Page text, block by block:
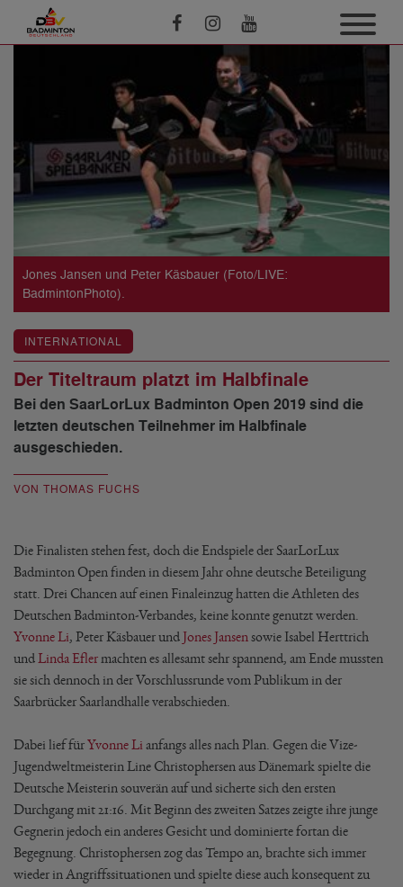
Jones Jansen und Peter Käsbauer (Foto/LIVE:
BadmintonPhoto).
INTERNATIONAL
Der Titeltraum platzt im Halbfinale
Bei den SaarLorLux Badminton Open 2019 sind die
letzten deutschen Teilnehmer im Halbfinale
ausgeschieden.
VON THOMAS FUCHS
Die Finalisten stehen fest, doch die Endspiele der SaarLorLux
Badminton Open finden in diesem Jahr ohne deutsche Beteiligung
statt. Drei Chancen auf einen Finaleinzug hatten die Athleten des
Deutschen Badminton-Verbandes, keine konnte genutzt werden.
Yvonne Li, Peter Käsbauer und Jones Jansen sowie Isabel Herttrich
und Linda Efler machten es allesamt sehr spannend, am Ende mussten
sie sich dennoch in der Vorschlussrunde vom Publikum in der
Saarbrücker Saarlandhalle verabschieden.
Dabei lief fürYvonne Li anfangs alles nach Plan. Gegen die Vize-
Jugendweltmeisterin Line Christophersen aus Dänemark spielte die
Deutsche Meisterin souverän auf und sicherte sich den ersten
Durchgang mit 21:16. Mit Beginn des zweiten Satzes zeigte ihre junge
Gegnerin jedoch ein anderes Gesicht und dominierte fortan die
Begegnung. Christophersen zog das Tempo an, brachte sich immer
wieder in Angriffssituationen und spielte diese auch konsequent zu